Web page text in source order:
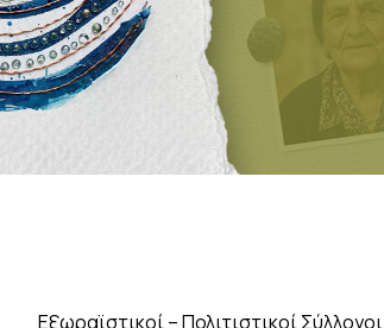
Εξωραϊστικοί – Πολιτιστικοί Σύλλογοι